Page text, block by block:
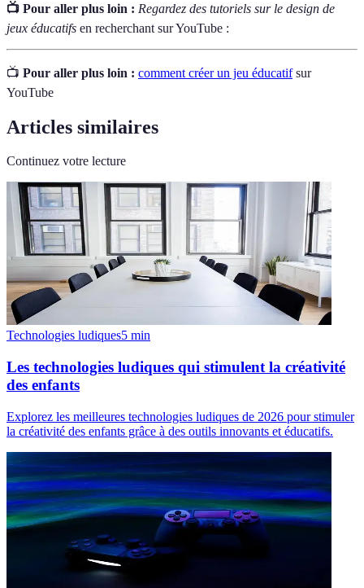
📺 Pour aller plus loin : Regardez des tutoriels sur le design de
jeux éducatifs en recherchant sur YouTube :
📺 Pour aller plus loin : comment créer un jeu éducatifsur
YouTube
Articles similaires
Continuez votre lecture
Technologies ludiques5 min
Les technologies ludiques qui stimulent la créativité
des enfants
Explorez les meilleures technologies ludiques de 2026 pour stimuler
la créativité des enfants grâce à des outils innovants et éducatifs.